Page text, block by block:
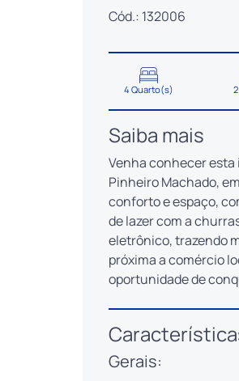
Cód.: 132006
4 Quarto(s)
Saiba mais
Venha conhecer esta
Pinheiro Machado,
conforto e espaço,
de lazer com a
eletrônico, trazendo
próxima a comércio
oportunidade de
Gerais: